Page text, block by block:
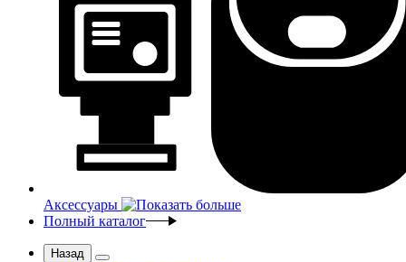
Аксессуары
Полный каталог
Назад